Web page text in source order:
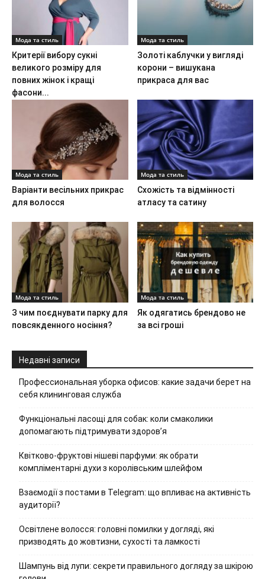
Мода та стиль
Критерії вибору сукні
великого розміру для
повних жінок і кращі
фасони...
Мода та стиль
Золоті каблучки у вигляді
корони – вишукана
прикраса для вас
Мода та стиль
Варіанти весільних прикрас
для волосся
Мода та стиль
Схожість та відмінності
атласу та сатину
Мода та стиль
З чим поєднувати парку для
повсякденного носіння?
Мода та стиль
Як одягатись брендово не
за всі гроші
Недавні записи
Профессиональная уборка офисов: какие задачи берет на
себя клининговая служба
Функціональні ласощі для собак: коли смаколики
допомагають підтримувати здоров’я
Квітково-фруктові нішеві парфуми: як обрати
компліментарні духи з королівським шлейфом
Взаємодії з постами в Telegram: що впливає на активність
аудиторії?
Освітлене волосся: головні помилки у догляді, які
призводять до жовтизни, сухості та ламкості
Шампунь від лупи: секрети правильного догляду за шкірою